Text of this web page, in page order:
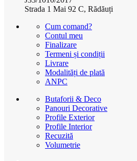
Strada 1 Mai 92 C, Rădăuți
Cum comand?
Contul meu
Finalizare
Termeni și condiții
Livrare
Modalități de plată
ANPC
Butaforii & Deco
Panouri Decorative
Profile Exterior
Profile Interior
Recuzită
Volumetrie